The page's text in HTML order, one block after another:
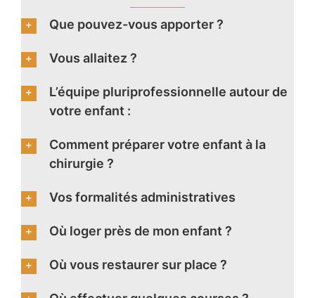
Que pouvez-vous apporter ?
Vous allaitez ?
L’équipe pluriprofessionnelle autour de
votre enfant :
Comment préparer votre enfant à la
chirurgie ?
Vos formalités administratives
Où loger près de mon enfant ?
Où vous restaurer sur place ?